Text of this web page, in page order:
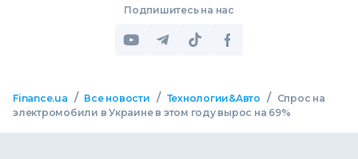
Подпишитесь на нас
Finance.ua / Все новости / Технологии&Авто /
Спрос на
электромобили в Украине в этом году вырос на 69%